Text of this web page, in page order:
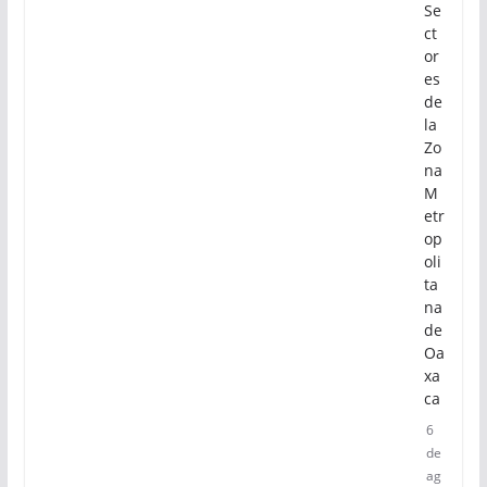
Se
ct
or
es
de
la
Zo
na
M
etr
op
oli
ta
na
de
Oa
xa
ca
6
de
ag